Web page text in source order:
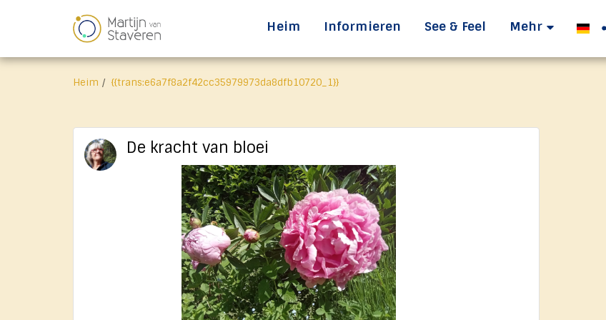
Heim Informieren See & Feel Mehr
Heim {{trans:e6a7f8a2f42cc35979973da8dfb10720_1}}
De kracht van bloei